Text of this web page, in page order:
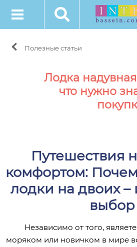
Полезные статьи
Лодка
что нужно
Путешествия
комфортом:
лодки на двоих
выбор
Независимо от того,
моряком или новичком в мире